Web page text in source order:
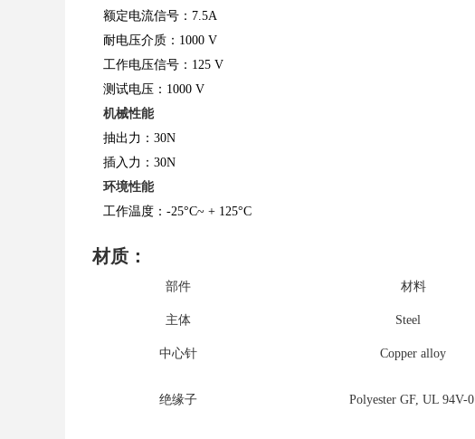
额定电流信号：7.5A
耐电压介质：1000 V
工作电压信号：125 V
测试电压：1000 V
机械性能
抽出力：30N
插入力：30N
环境性能
工作温度：-25°C~ + 125°C
材质：
部件 材料
主体 Steel
中心针 Copper alloy
绝缘子 Polyester GF, UL 94V-0